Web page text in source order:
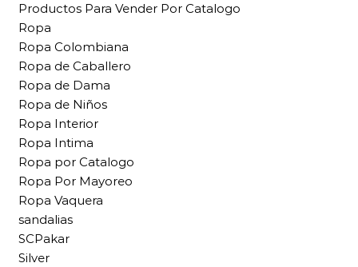
Productos Para Vender Por Catalogo
Ropa
Ropa Colombiana
Ropa de Caballero
Ropa de Dama
Ropa de Niños
Ropa Interior
Ropa Intima
Ropa por Catalogo
Ropa Por Mayoreo
Ropa Vaquera
sandalias
SCPakar
Silver